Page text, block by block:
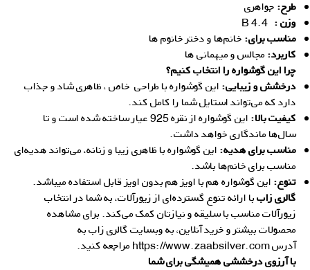
طرح: جواهری
وزن :
مناسب برای: خانم‌ها و دختر خانوم ها
کاربرد: مجالس و میهمانی ها
چرا این گوشواره را انتخاب کنیم؟
درخشش و زیبایی: این گوشواره با طراحی خاص ، ظاهری شاد و جذاب
دارد که می‌تواند استایل شما را کامل کند.
کیفیت بالا:
این گوشواره از نقره 925 عیار ساخته شده است و تا
سال‌ها ماندگاری خواهد داشت.
مناسب برای هدیه: این گوشواره با ظاهری زیبا و زنانه، می‌تواند هدیه‌ای
مناسب برای خانم‌ها باشد.
تنوع: این گوشواره هم با اویز هم بدون اویز قابل استفاده میباشد.
گالری زاببا ارائه تنوع گسترده‌ای از زیورآلات، به شما در انتخاب
زیورآلات مناسب با سلیقه و نیازتان کمک می‌کند. برای مشاهده
محصولات بیشتر و خرید آنلاین، به وبسایت گالری زاب به
آدرسhttps://www.zaabsilver.com مراجعه کنید.
با آرزوی درخششی همیشگی برای شما